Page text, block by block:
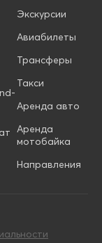
Экскурсии
Авиабилеты
Трансферы
Такси
Аренда авто
Аренда
мотобайка
Направления